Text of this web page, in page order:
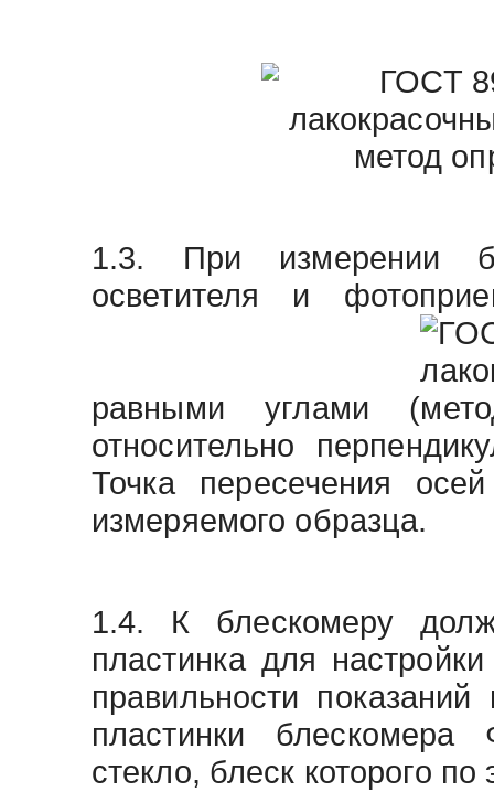
1.3. При измерении
осветителя и
равными углами (
относительно
Точка пересечения
измеряемого образца.
1.4. К блескомеру
пластинка для
правильности
пластинки
стекло, блеск которого